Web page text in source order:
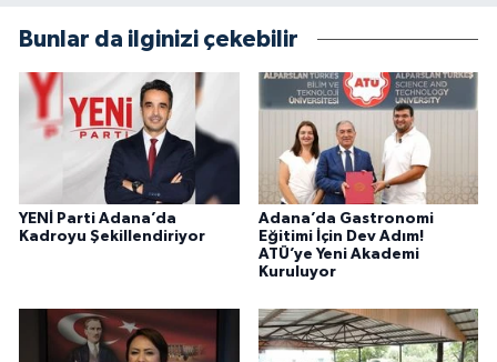
Bunlar da ilginizi çekebilir
YENİ Parti Adana’da
Kadroyu Şekillendiriyor
Adana’da Gastronomi
Eğitimi İçin Dev Adım!
ATÜ’ye Yeni Akademi
Kuruluyor